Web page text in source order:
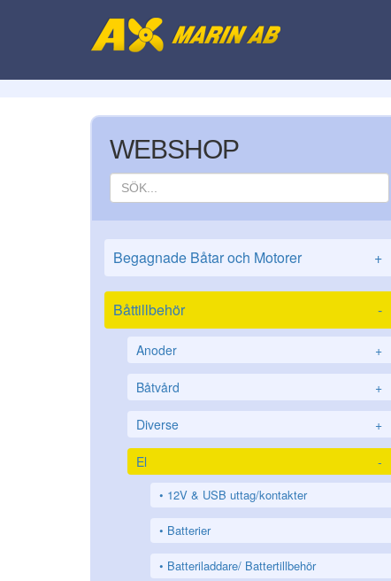
WEBSHOP
Begagnade Båtar och Motorer +
Båttillbehör -
Anoder +
Båtvård +
Diverse +
El -
12V & USB uttag/kontakter
Batterier
Batteriladdare/ Battertillbehör